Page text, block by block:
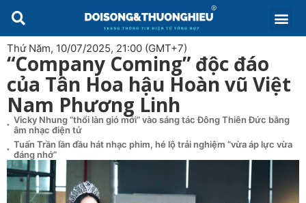
Thứ Năm, 10/07/2025, 21:00 (GMT+7)
“Company Coming” độc đáo
của Tân Hoa hậu Hoàn vũ Việt
Nam Phương Linh
Vicky Nhung “thổi làn gió mới” vào sáng tác Đông Thiên Đức bằng
âm nhạc điện tử
Tuấn Trần lần đầu hát nhạc phim, hé lộ trải nghiệm “vừa áp lực vừa
đáng nhớ”